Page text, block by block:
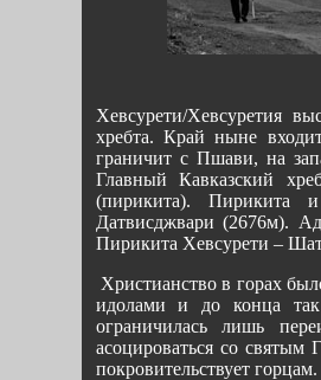
Хевсурети/Хевсуретия
хребта. Край ныне
граничит с Пшави, на
Главный Кавказский
(пирикита). Пирикита
Датвисджвари (2676м).
Пирикита Хевсурети –
Христианство в горах
идолами и до конца так
ограничилась лишь
асоцироваться со святым
покровительствует горцам.